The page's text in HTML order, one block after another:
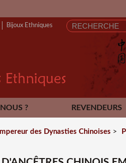
Bijoux Ethniques
? REVENDEURS
CONTACT
des Dynasties Chinoises >